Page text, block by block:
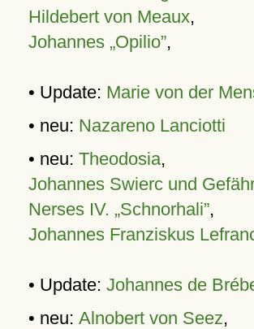
Hildebert von Meaux,
Johannes „Opilio”,
• Update: Marie von der
• neu: Nazareno Lanciotti
• neu: Theodosia,
Johannes Swierc und
Nerses IV. „Schnorhali”,
Johannes Franziskus
• Update: Johannes de
• neu: Alnobert von Seez,